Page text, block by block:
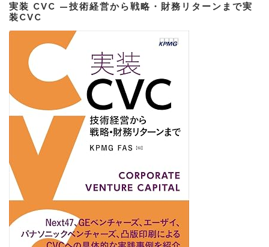
実装 CVC —技術経営から戦略・財務リターンまで実
装CVC